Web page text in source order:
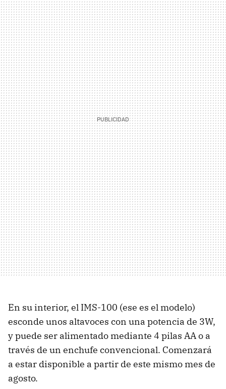
En su interior, el IMS-100 (ese es el modelo)
esconde unos altavoces con una potencia de 3W,
y puede ser alimentado mediante 4 pilas AA o a
través de un enchufe convencional. Comenzará
a estar disponible a partir de este mismo mes de
agosto.